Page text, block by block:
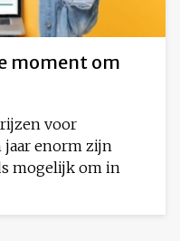
moment om
voor
enorm zijn
mogelijk om in